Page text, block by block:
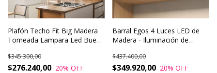
Plafón Techo Fit Big Madera
Torneada Lampara Led Buena
$276.240,00
$345.300,00
20% OFF
Barral Egos 4 Luces LED de
Madera - Iluminación de
$349.920,00
$437.400,00
20% OFF